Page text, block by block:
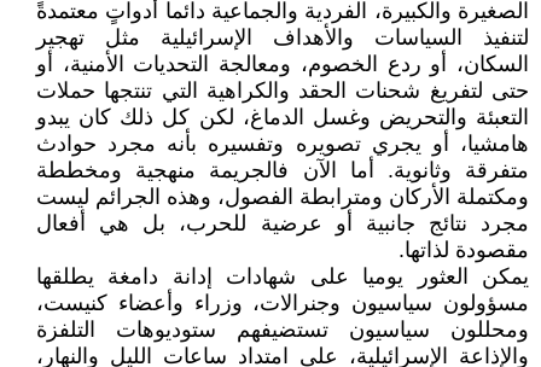
الصغيرة والكبيرة، الفردية والجماعية دائما أدواتٍ معتمدةً
لتنفيذ السياسات والأهداف الإسرائيلية مثل تهجير
السكان، أو ردع الخصوم، ومعالجة التحديات الأمنية، أو
حتى لتفريغ شحنات الحقد والكراهية التي تنتجها حملات
التعبئة والتحريض وغسل الدماغ، لكن كل ذلك كان يبدو
هامشيا، أو يجري تصويره وتفسيره بأنه مجرد حوادث
متفرقة وثانوية. أما الآن فالجريمة منهجية ومخططة
ومكتملة الأركان ومترابطة الفصول، وهذه الجرائم ليست
مجرد نتائج جانبية أو عرضية للحرب، بل هي أفعال
مقصودة لذاتها.
يمكن العثور يوميا على شهادات إدانة دامغة يطلقها
مسؤولون سياسيون وجنرالات، وزراء وأعضاء كنيست،
ومحللون سياسيون تستضيفهم ستوديوهات التلفزة
والإذاعة الإسرائيلية، على امتداد ساعات الليل والنهار،